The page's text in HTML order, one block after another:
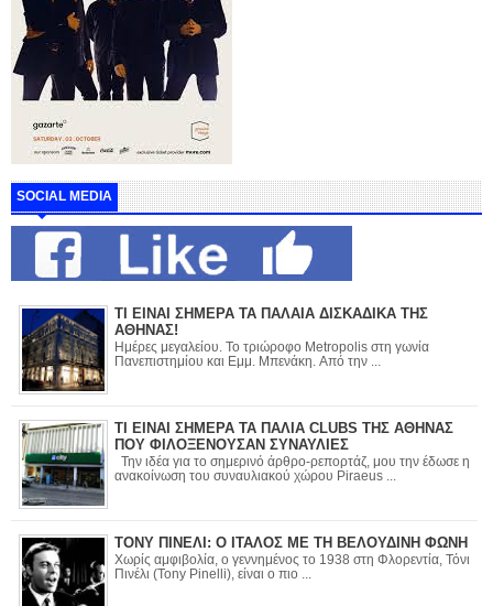
SOCIAL MEDIA
ΤΙ ΕΙΝΑΙ ΣΗΜΕΡΑ ΤΑ ΠΑΛΑΙΑ ΔΙΣΚΑΔΙΚΑ ΤΗΣ
ΑΘΗΝΑΣ!
Ημέρες μεγαλείου. Το τριώροφο Metropolis στη γωνία
Πανεπιστημίου και Εμμ. Μπενάκη. Από την ...
ΤΙ ΕΙΝΑΙ ΣΗΜΕΡΑ ΤΑ ΠΑΛΙΑ CLUBS ΤΗΣ ΑΘΗΝΑΣ
ΠΟΥ ΦΙΛΟΞΕΝΟΥΣΑΝ ΣΥΝΑΥΛΙΕΣ
Την ιδέα για το σημερινό άρθρο-ρεπορτάζ, μου την έδωσε η
ανακοίνωση του συναυλιακού χώρου Piraeus ...
ΤΟΝΥ ΠΙΝΕΛΙ: Ο ΙΤΑΛΟΣ ΜΕ ΤΗ ΒΕΛΟΥΔΙΝΗ ΦΩΝΗ
Χωρίς αμφιβολία, ο γεννημένος το 1938 στη Φλορεντία, Τόνι
Πινέλι (Tony Pinelli), είναι ο πιο ...